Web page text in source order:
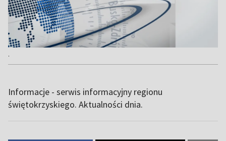
.
Informacje - serwis informacyjny regionu
świętokrzyskiego. Aktualności dnia.